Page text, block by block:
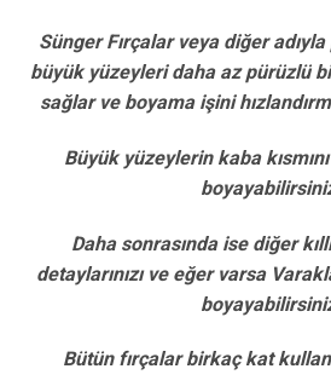
Sünger Fırçalar veya diğer
büyük yüzeyleri daha az pürüzlü
sağlar ve boyama işini
Büyük yüzeylerin kaba
Daha sonrasında ise diğer
detaylarınızı ve eğer varsa
Bütün fırçalar birkaç kat